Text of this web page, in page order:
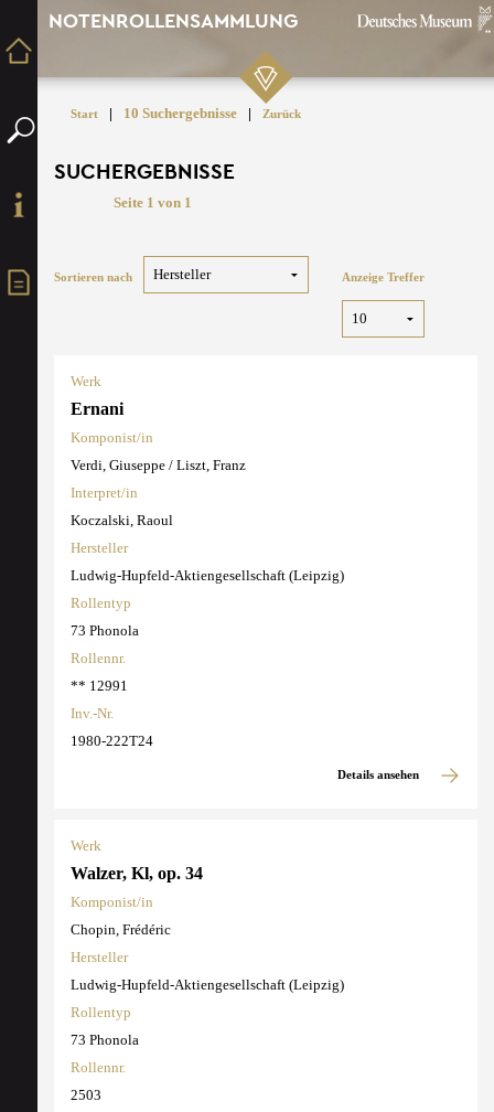
NOTENROLLENSAMMLUNG
Start | 10 Suchergebnisse | Zurück
SUCHERGEBNISSE
Seite 1 von 1
Sortieren nach Anzeige Treffer
Werk
Ernani
Komponist/in
Verdi, Giuseppe / Liszt, Franz
Interpret/in
Koczalski, Raoul
Hersteller
Ludwig-Hupfeld-Aktiengesellschaft (Leipzig)
Rollentyp
73 Phonola
Rollennr.
** 12991
Inv.-Nr.
1980-222T24
Details ansehen
Werk
Walzer, Kl, op. 34
Komponist/in
Chopin, Frédéric
Hersteller
Ludwig-Hupfeld-Aktiengesellschaft (Leipzig)
Rollentyp
73 Phonola
Rollennr.
2503